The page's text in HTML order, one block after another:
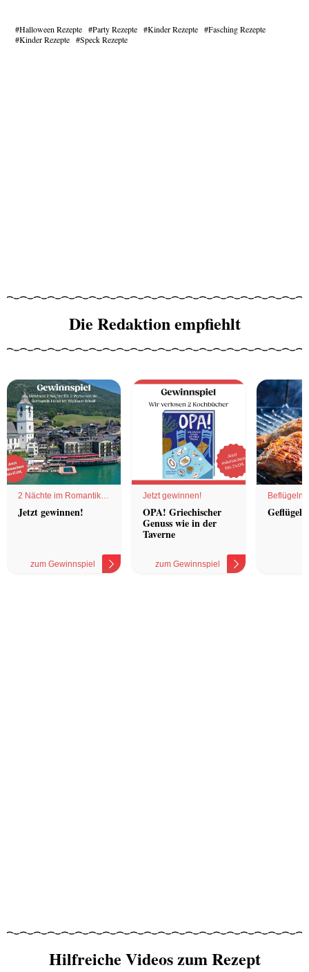
Halloween Rezepte Party Rezepte Kinder Rezepte
Fasching Rezepte
Kinder Rezepte
Speck Rezepte
Die Redaktion empfiehlt
2 Nächte im Romantik
Hotel
Jetzt gewinnen!
zum Gewinnspiel
Jetzt gewinnen!
OPA! Griechischer
Genuss wie in der
Taverne
zum Gewinnspiel
Geflügel
Hilfreiche Videos zum Rezept